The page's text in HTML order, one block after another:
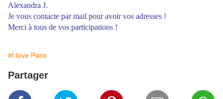
Alexandra J.
Je vous contacte par mail pour avoir vos adresses !
Merci à tous de vos participations !
#I love Paris
Partager